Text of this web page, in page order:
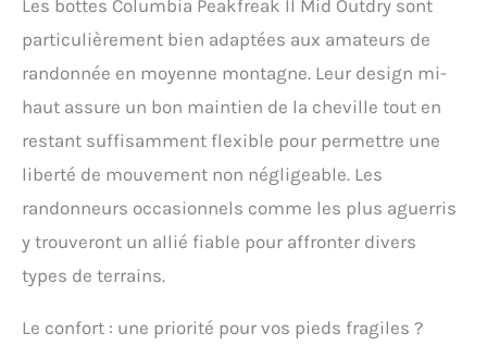
accidentés. Faites
l'expérience d'un
milieu du pied grâce à
notre système de lacets
qui verrouille votre talon
en place, offre un
ajustement amélioré et
maintient la chaussure
sécurisée en
trail de haute
Les bottes Columbia Peakfreak II Mid Outdry sont
particulièrement bien adaptées aux amateurs de
randonnée en moyenne montagne. Leur design mi-
haut assure un bon maintien de la cheville tout en
restant suffisamment flexible pour permettre une
liberté de mouvement non négligeable. Les
randonneurs occasionnels comme les plus aguerris
y trouveront un allié fiable pour affronter divers
types de terrains.
Le confort : une priorité pour vos pieds fragiles ?